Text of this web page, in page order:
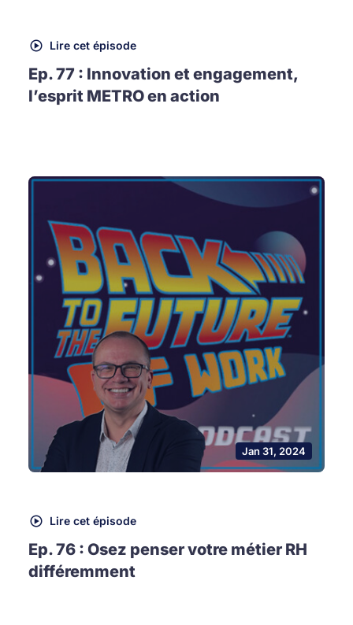
Lire cet épisode
Ep. 77 : Innovation et engagement,
l’esprit METRO en action
Jan 31, 2024
Lire cet épisode
Ep. 76 : Osez penser votre métier RH
différemment